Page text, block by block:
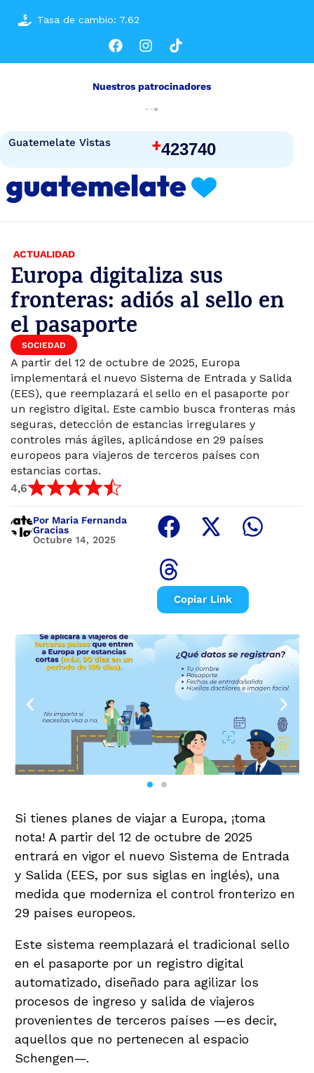
Tasa de cambio: 7.62
Guatemelate Vistas +423740
Nuestros patrocinadores
ACTUALIDAD
Europa digitaliza sus
fronteras: adiós al sello en
el pasaporte
SOCIEDAD
A partir del 12 de octubre de 2025, Europa
implementará el nuevo Sistema de Entrada y Salida
(EES), que reemplazará el sello en el pasaporte por
un registro digital. Este cambio busca fronteras más
seguras, detección de estancias irregulares y
controles más ágiles, aplicándose en 29 países
europeos para viajeros de terceros países con
estancias cortas.
4,6
Por Maria Fernanda
Gracias
Octubre 14, 2025
Copiar Link
Si tienes planes de viajar a Europa, ¡toma
nota! A partir del 12 de octubre de 2025
entrará en vigor el nuevo Sistema de Entrada
y Salida (EES, por sus siglas en inglés), una
medida que moderniza el control fronterizo en
29 países europeos.
Este sistema reemplazará el tradicional sello
en el pasaporte por un registro digital
automatizado, diseñado para agilizar los
procesos de ingreso y salida de viajeros
provenientes de terceros países —es decir,
aquellos que no pertenecen al espacio
Schengen—.